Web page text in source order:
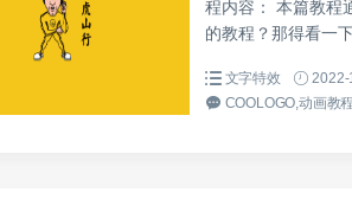
程内容： 本篇教程
的教程？那得看一
文字特效
COOLOGO,动画教